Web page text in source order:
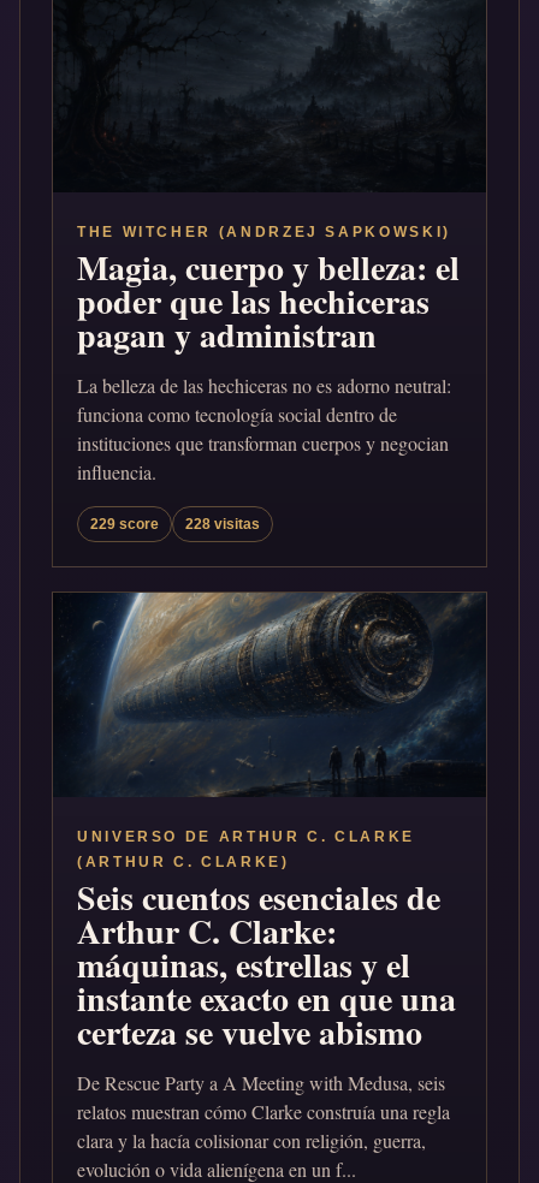
THE WITCHER (ANDRZEJ SAPKOWSKI)
Magia, cuerpo y belleza: el
poder que las hechiceras
pagan y administran
La belleza de las hechiceras no es adorno neutral:
funciona como tecnología social dentro de
instituciones que transforman cuerpos y negocian
influencia.
229 score 228 visitas
UNIVERSO DE ARTHUR C. CLARKE
(ARTHUR C. CLARKE)
Seis cuentos esenciales de
Arthur C. Clarke:
máquinas, estrellas y el
instante exacto en que una
certeza se vuelve abismo
De Rescue Party a A Meeting with Medusa, seis
relatos muestran cómo Clarke construía una regla
clara y la hacía colisionar con religión, guerra,
evolución o vida alienígena en un f...